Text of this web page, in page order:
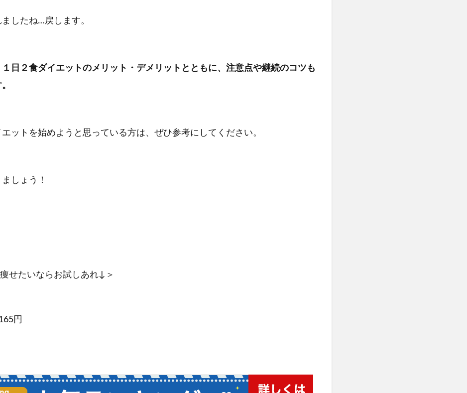
したね…戻します。
日２食ダイエットのメリット・デメリットとともに、注意点や継続のコツも
エットを始めようと思っている方は、ぜひ参考にしてください。
しょう！
せたいならお試しあれ↓＞
円